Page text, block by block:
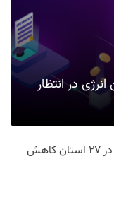
در انتظار
گزارش شاپرک: تعداد تراکنش‌های تیر ماه در ۲۷ استان‌ کاهش